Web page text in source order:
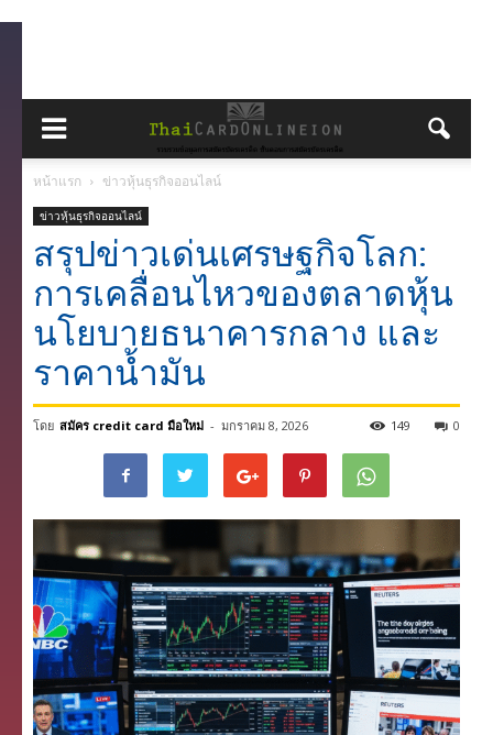
หน้าแรก ข่าวหุ้นธุรกิจออนไลน์
ข่าวหุ้นธุรกิจออนไลน์
สรุปข่าวเด่นเศรษฐกิจโลก:
การเคลื่อนไหวของตลาดหุ้น
นโยบายธนาคารกลาง และ
ราคาน้ำมัน
โดย สมัคร credit card มือใหม่ - มกราคม 8, 2026 0
149